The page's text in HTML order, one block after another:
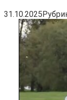
31.10.2025